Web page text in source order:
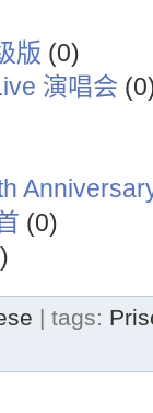
版 (0)
演唱会
(0)
| tags: